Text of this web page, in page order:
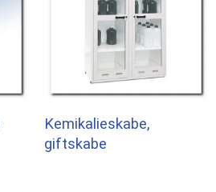
Kemikalieskabe,
giftskabe